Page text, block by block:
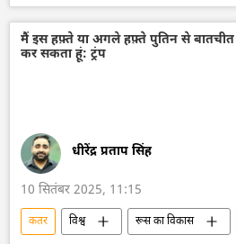
मिसाइल विध्वंसक
बैलिस्टिक मिसाइल
बैलिस्टिक मिसाइल प्रणाली
पैट्रियट मिसाइल
मैं इस हफ़्ते या अगले हफ़्ते पुतिन से बातचीत
कर सकता हूं: ट्रंप
धीरेंद्र प्रताप सिंह
10 सितंबर 2025, 11:15
कतर विश्व रूस का विकास